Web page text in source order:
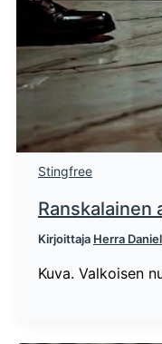
Stingfree
Ranskalainen
Kirjoittaja Herra Daniel
Kuva. Valkoisen